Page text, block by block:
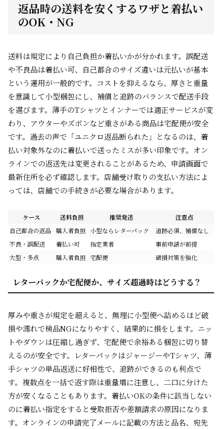
返品時の送料を安くするワザと着払い
のOK・NG
送料は規定により自己負担か着払いかが分かれます。誤配送
や不良品は着払い可、自己都合のサイズ違いは元払いが基本
という運用が一般的です。コストを抑えるなら、厚さと重量
を意識して小型梱包にし、補償と追跡のバランスで配送手段
を選びます。薄手のTシャツとインナーでは適正サービスが変
わり、アウターやズボンなど重さがある商品は宅配便が安全
です。過去の声で「ユニクロ返品断られた」となるのは、着
払い対象外なのに着払いで送ったミスが多い印象です。オン
ラインでの返送先は変更されることがあるため、申請画面で
最新住所を必ず確認します。店舗受け取りの支払い方法によ
っては、店舗での手続きが必要な場合があります。
ケース 送料負担 推奨発送
注意点
自己都合の返品
購入者負担 小型ならレターパック
追跡必須、補償なし
不良・誤配送
着払い可 指定業者
事前申請が前提
大型・多点
購入者負担 宅配便 破損対策を強化
レターパックか宅配便か、サイズ超過時はどうする？
厚みや重さが規定を超えると、無理に小型便へ詰めるほど破
損や濡れで検品NGになりやすく、結果的に損をします。ニッ
トやダウンは圧縮し過ぎず、宅配便で余裕ある梱包に切り替
えるのが安全です。レターパックはジャージーやTシャツ、薄
手シャツの単品返送に好相性で、追跡ができるのも利点で
す。複数点を一括で返す際は重量増に注意し、二口に分けた
方が安くなることもあります。着払いOKの条件に該当しない
のに着払い指定をすると受取拒否や差額請求の原因になりま
す。オンラインの申請完了メールに記載の方法と品名、宛先